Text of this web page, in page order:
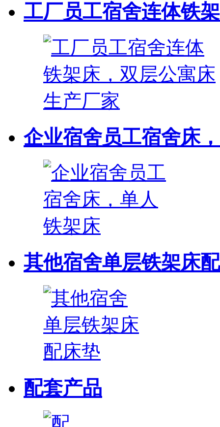
工厂员工宿舍连体铁
企业宿舍员工宿舍床
其他宿舍单层铁架床
配套产品